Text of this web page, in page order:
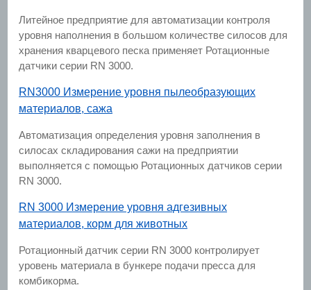
Литейное предприятие для автоматизации контроля
уровня наполнения в большом количестве силосов для
хранения кварцевого песка применяет Ротационные
датчики серии RN 3000.
RN3000 Измерение уровня пылеобразующих
материалов, сажа
Автоматизация определения уровня заполнения в
силосах складирования сажи на предприятии
выполняется с помощью Ротационных датчиков серии
RN 3000.
RN 3000 Измерение уровня адгезивных
материалов, корм для животных
Ротационный датчик серии RN 3000 контролирует
уровень материала в бункере подачи пресса для
комбикорма.